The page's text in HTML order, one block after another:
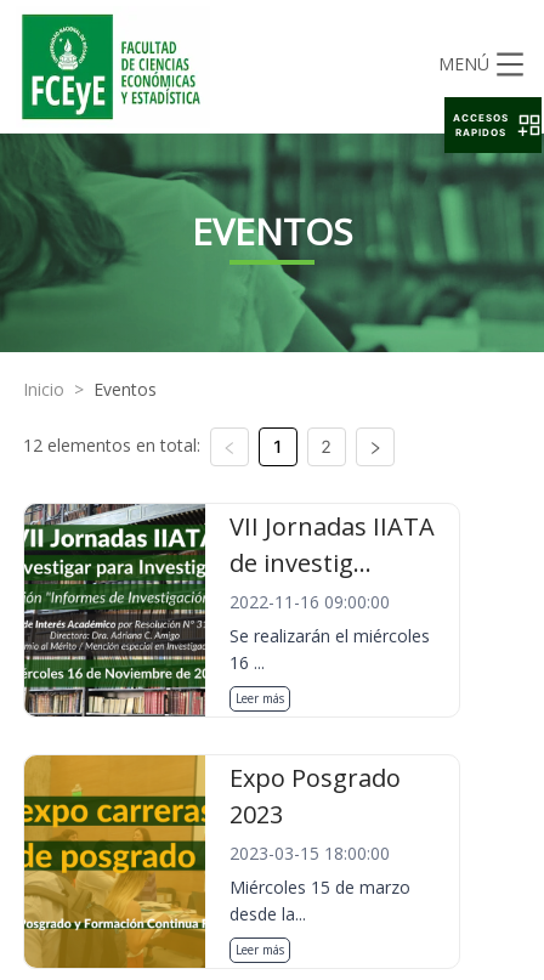
MENÚ
EVENTOS
Inicio > Eventos
12 elementos en total: 1 2
VII Jornadas IIATA
de investig...
2022-11-16 09:00:00
Se realizarán el miércoles
16 ...
Leer más
Expo Posgrado
2023
2023-03-15 18:00:00
Miércoles 15 de marzo
desde la...
Leer más
ACCESOS
RAPIDOS